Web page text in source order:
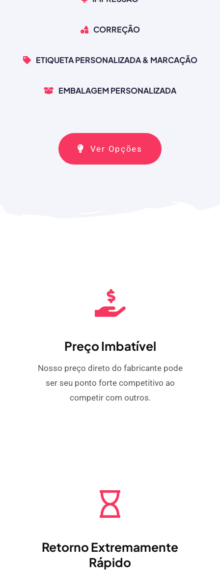
CORREÇÃO
ETIQUETA PERSONALIZADA & MARCAÇÃO
EMBALAGEM PERSONALIZADA
Ver Opções
Preço Imbatível
Nosso preço direto do fabricante pode
ser seu ponto forte competitivo ao
competir com outros.
Retorno Extremamente
Rápido